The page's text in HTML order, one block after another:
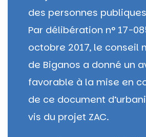
des personnes
Par délibération n° 17-
octobre 2017, le conseil
de Biganos a donné un
favorable à la mise en
de ce document
vis du projet ZAC.